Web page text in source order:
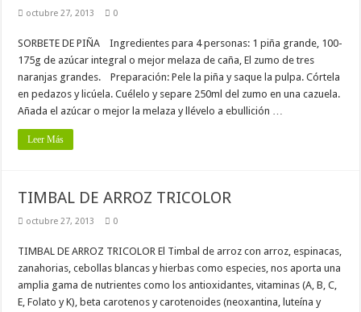
octubre 27, 2013 0
SORBETE DE PIÑA Ingredientes para 4 personas: 1 piña grande, 100-
175g de azúcar integral o mejor melaza de caña, El zumo de tres
naranjas grandes. Preparación: Pele la piña y saque la pulpa. Córtela
en pedazos y licúela. Cuélelo y separe 250ml del zumo en una cazuela.
Añada el azúcar o mejor la melaza y llévelo a ebullición …
Leer Más
TIMBAL DE ARROZ TRICOLOR
octubre 27, 2013 0
TIMBAL DE ARROZ TRICOLOR El Timbal de arroz con arroz, espinacas,
zanahorias, cebollas blancas y hierbas como especies, nos aporta una
amplia gama de nutrientes como los antioxidantes, vitaminas (A, B, C,
E, Folato y K), beta carotenos y carotenoides (neoxantina, luteína y